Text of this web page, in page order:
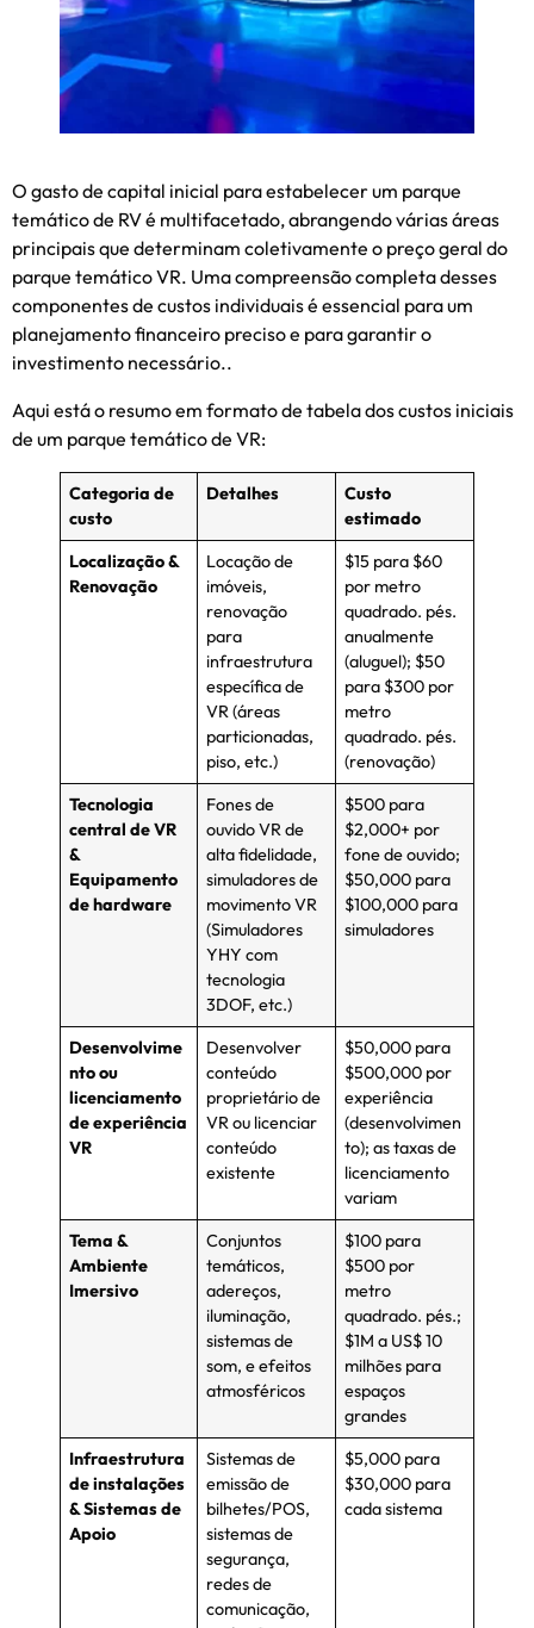
O gasto de capital inicial para estabelecer um parque
temático de RV é multifacetado, abrangendo várias áreas
principais que determinam coletivamente o preço geral do
parque temático VR. Uma compreensão completa desses
componentes de custos individuais é essencial para um
planejamento financeiro preciso e para garantir o
investimento necessário..
Aqui está o resumo em formato de tabela dos custos iniciais
de um parque temático de VR:
Categoria de
custo
Detalhes
Custo
estimado
Localização &
Renovação
Locação de
imóveis,
renovação
para
infraestrutura
específica de
VR (áreas
particionadas,
piso, etc.)
$15 para $60
por metro
quadrado. pés.
anualmente
(aluguel); $50
para $300 por
metro
quadrado. pés.
(renovação)
Tecnologia
central de VR
&
Equipamento
de hardware
Fones de
ouvido VR de
alta fidelidade,
simuladores de
movimento VR
(Simuladores
YHY com
tecnologia
3DOF, etc.)
$500 para
$2,000+ por
fone de ouvido;
$50,000 para
$100,000 para
simuladores
Desenvolvime
nto ou
licenciamento
de experiência
VR
Desenvolver
conteúdo
proprietário de
VR ou licenciar
conteúdo
existente
$50,000 para
$500,000 por
experiência
(desenvolvimen
to); as taxas de
licenciamento
variam
Tema &
Ambiente
Imersivo
Conjuntos
temáticos,
adereços,
iluminação,
sistemas de
som, e efeitos
atmosféricos
$100 para
$500 por
metro
quadrado. pés.;
$1M a US$ 10
milhões para
espaços
grandes
Infraestrutura
de instalações
& Sistemas de
Apoio
Sistemas de
emissão de
bilhetes/POS,
sistemas de
segurança,
redes de
comunicação,
$5,000 para
$30,000 para
cada sistema